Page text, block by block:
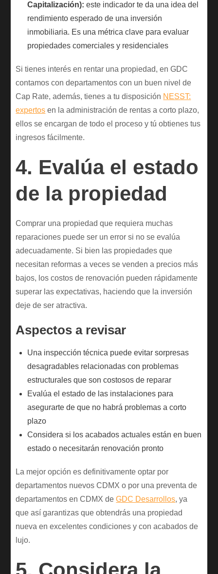
Capitalización): este indicador te da una idea del
rendimiento esperado de una inversión
inmobiliaria. Es una métrica clave para evaluar
propiedades comerciales y residenciales
Si tienes interés en rentar una propiedad, en GDC
contamos con departamentos con un buen nivel de
Cap Rate, además, tienes a tu disposición NESST:
expertos en la administración de rentas a corto plazo,
ellos se encargan de todo el proceso y tú obtienes tus
ingresos fácilmente.
4. Evalúa el estado
de la propiedad
Comprar una propiedad que requiera muchas
reparaciones puede ser un error si no se evalúa
adecuadamente. Si bien las propiedades que
necesitan reformas a veces se venden a precios más
bajos, los costos de renovación pueden rápidamente
superar las expectativas, haciendo que la inversión
deje de ser atractiva.
Aspectos a revisar
Una inspección técnica puede evitar sorpresas
desagradables relacionadas con problemas
estructurales que son costosos de reparar
Evalúa el estado de las instalaciones para
asegurarte de que no habrá problemas a corto
plazo
Considera si los acabados actuales están en buen
estado o necesitarán renovación pronto
La mejor opción es definitivamente optar por
departamentos nuevos CDMX o por una preventa de
departamentos en CDMX deGDC Desarrollos, ya
que así garantizas que obtendrás una propiedad
nueva en excelentes condiciones y con acabados de
lujo.